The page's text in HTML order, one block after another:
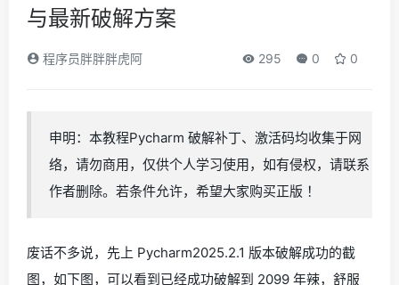
与最新破解方案
程序员胖胖胖虎阿 295 0 0
申明：本教程Pycharm 破解补丁、激活码均收集于网
络，请勿商用，仅供个人学习使用，如有侵权，请联系
作者删除。若条件允许，希望大家购买正版 ！
废话不多说，先上 Pycharm2025.2.1 版本破解成功的截
图，如下图，可以看到已经成功破解到 2099 年辣，舒服